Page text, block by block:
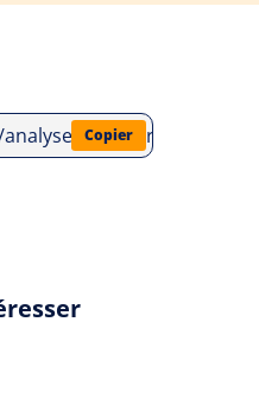
litteraires/blaise-
Copier